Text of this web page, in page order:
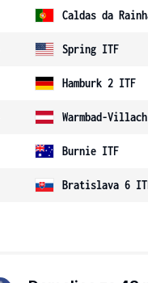
Caldas da
Spring ITF
Hamburk 2 ITF
Warmbad-
Burnie ITF
Bratislava 6